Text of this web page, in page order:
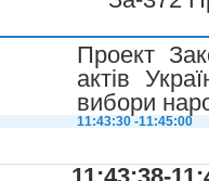
Проект
актів
вибори
11:43:30 -11:45:00